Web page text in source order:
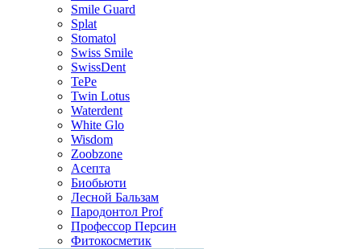
Smile Guard
Splat
Stomatol
Swiss Smile
SwissDent
TePe
Twin Lotus
Waterdent
White Glo
Wisdom
Zoobzone
Асепта
Биобьюти
Лесной Бальзам
Пародонтол Prof
Профессор Персин
Фитокосметик